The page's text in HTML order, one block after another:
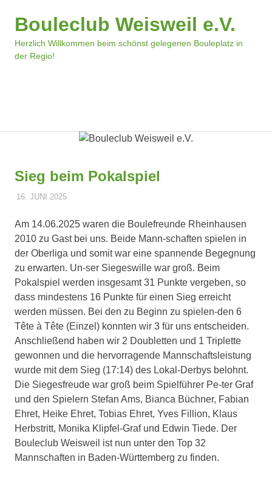
InhaltBouleclub Weisweil e.V.
Herzlich Willkommen beim schönst gelegenen Bouleplatz in
der Regio!
Sieg beim Pokalspiel
16. JUNI 2025DOMINIK TRIEBLER
ALLGEMEIN
Am 14.06.2025 waren die Boulefreunde Rheinhausen
2010 zu Gast bei uns. Beide Mann-schaften spielen in
der Oberliga und somit war eine spannende Begegnung
zu erwarten. Un-ser Siegeswille war groß. Beim
Pokalspiel werden insgesamt 31 Punkte vergeben, so
dass mindestens 16 Punkte für einen Sieg erreicht
werden müssen. Bei den zu Beginn zu spielen-den 6
Tête à Tête (Einzel) konnten wir 3 für uns entscheiden.
Anschließend haben wir 2 Doubletten und 1 Triplette
gewonnen und die hervorragende Mannschaftsleistung
wurde mit dem Sieg (17:14) des Lokal-Derbys belohnt.
Die Siegesfreude war groß beim Spielführer Pe-ter Graf
und den Spielern Stefan Ams, Bianca Büchner, Fabian
Ehret, Heike Ehret, Tobias Ehret, Yves Fillion, Klaus
Herbstritt, Monika Klipfel-Graf und Edwin Tiede. Der
Bouleclub Weisweil ist nun unter den Top 32
Mannschaften in Baden-Württemberg zu finden.